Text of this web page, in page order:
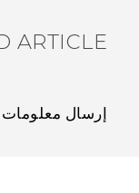
ARTICLE
إرسال